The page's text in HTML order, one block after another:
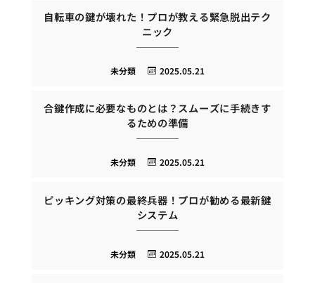
自転車の鍵が壊れた！プロが教える緊急脱出テク
ニック
2025.05.21
未分類
合鍵作成に必要なものとは？スムーズに手続きす
るための準備
2025.05.21
未分類
ピッキング対策の最終兵器！プロが勧める最新鍵
システム
2025.05.21
未分類